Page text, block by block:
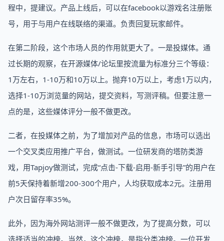
程中，提建议。产品上线后，可以在facebook以游戏名注册账
号，用于与用户在线联络的渠道。负责回复玩家邮件。
在第二阶段，这个市场人员的作用就更大了。一是投媒体。通
过长期的观察，在开源媒体/论坛里按流量为标准分三个等级：
1万左右，1-10万和10万以上。抛弃10万以上，考虑1万以内，
选择1-10万浏览量的网站，提交资料，写测评稿。但要注意一
点的是，这些媒体评分一般不做更改。
二者，在投媒体之前，为了增加对产品的信息，市场可以选出
一个交叉类应用推广平台，做测试。一位研发商的塔防类游
戏，用Tapjoy做测试，完成“点击-下载-启用-新手引导”的用户在
前5天保持着新增200-300个用户，人均获取成本2元。注册用
户次日留存率35%。
此外，因为海外网站测评一般不做更改，为了提高分数，可以
选择适当的冲榜。当然，这个冲榜，是指分类冲榜。一位开发